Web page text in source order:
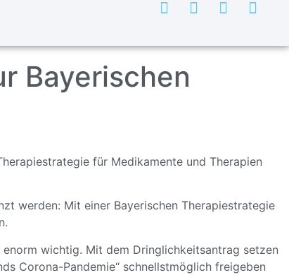
Bayerischen
für Medikamente und Therapien
werden: Mit einer Bayerischen Therapiestrategie
wichtig. Mit dem Dringlichkeitsantrag setzen
Corona-Pandemie“ schnellstmöglich freigeben